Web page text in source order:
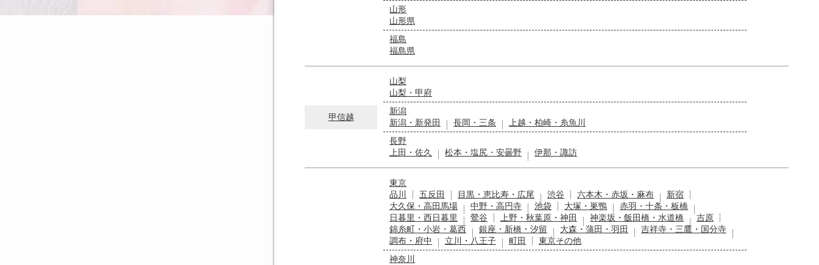
山形
山形県
福島
福島県
甲信越
山梨
山梨・甲府
新潟
新潟・新発田
長岡・三条
上越・柏崎・糸魚川
長野
上田・佐久
松本・塩尻・安曇野 伊那・諏訪
東京
品川
五反田 目黒・恵比寿・広尾 渋谷 六本木・赤坂・麻布
新宿
大久保・高田馬場
中野・高円寺 池袋 大塚・巣鴨
赤羽・十条・板橋
日暮里・西日暮里
鶯谷 上野・秋葉原・神田 神楽坂・飯田橋・水道橋
吉原
錦糸町・小岩・葛西
銀座・新橋・汐留 大森・蒲田・羽田
吉祥寺・三鷹・国分寺
調布・府中
立川・八王子 町田
東京その他
神奈川